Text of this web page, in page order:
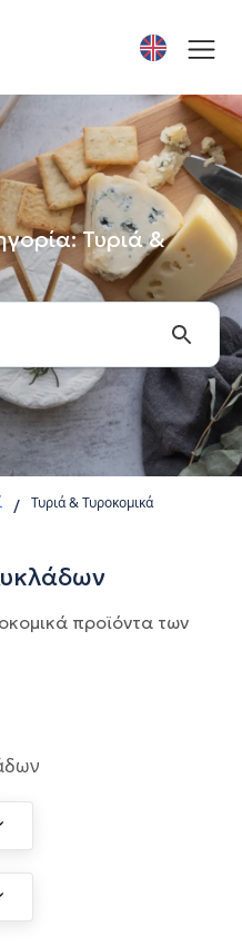
Τυριά &
/ Τυριά & Τυροκομικά
προϊόντα των